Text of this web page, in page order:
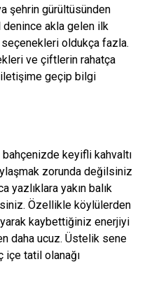
şehrin gürültüsünden
akla gelen ilk
seçenekleri oldukça fazla.
ve çiftlerin rahatça
geçip bilgi
keyifli kahvaltı
zorunda değilsiniz
yazlıklara yakın balık
Özellikle köylülerden
kaybettiğiniz enerjiyi
daha ucuz. Üstelik sene
içe tatil olanağı